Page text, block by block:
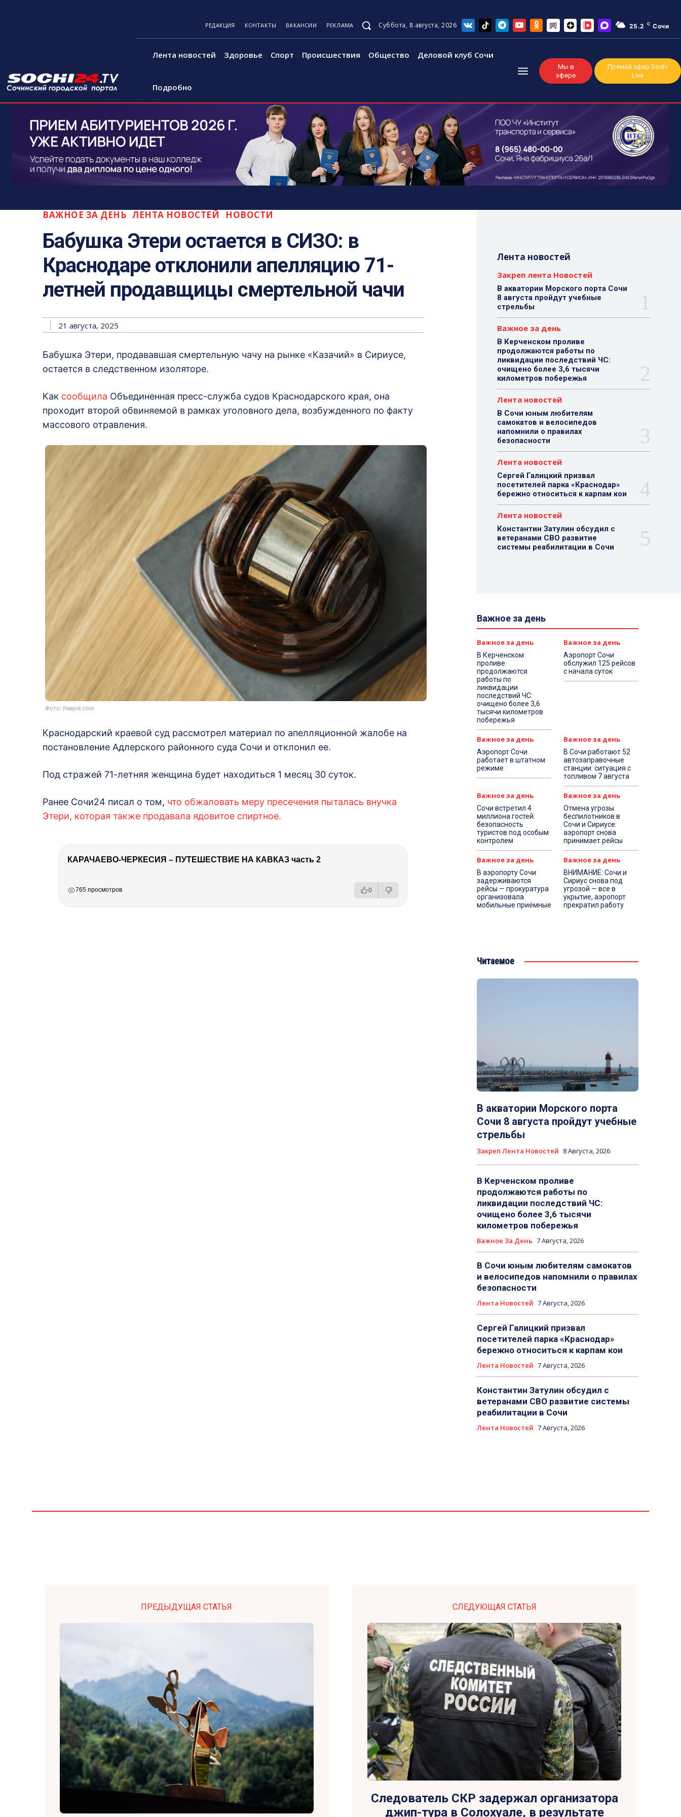
РЕДАКЦИЯ КОНТАКТЫ ВАКАНСИИ РЕКЛАМА Суббота, 8 августа, 2026 25.2 C Сочи
Лента новостей Здоровье Спорт Происшествия Общество Деловой клуб Сочи
Подробно
Мы в
эфире
Прямой эфир Sochi
Live
ВАЖНОЕ ЗА ДЕНЬ ЛЕНТА НОВОСТЕЙ НОВОСТИ
Бабушка Этери остается в СИЗО: в
Краснодаре отклонили апелляцию 71-
летней продавщицы смертельной чачи
21 августа, 2025
Бабушка Этери, продававшая смертельную чачу на рынке «Казачий» в Сириусе,
остается в следственном изоляторе.
Как сообщила Объединенная пресс-служба судов Краснодарского края, она
проходит второй обвиняемой в рамках уголовного дела, возбужденного по факту
массового отравления.
Фото: freepik.com
Краснодарский краевой суд рассмотрел материал по апелляционной жалобе на
постановление Адлерского районного суда Сочи и отклонил ее.
Под стражей 71-летняя женщина будет находиться 1 месяц 30 суток.
Ранее Сочи24 писал о том, что обжаловать меру пресечения пыталась внучка
Этери, которая также продавала ядовитое спиртное.
КАРАЧАЕВО-ЧЕРКЕСИЯ – ПУТЕШЕСТВИЕ НА КАВКАЗ часть 2
765 просмотров 0
Лента новостей
Закреп лента Новостей
В акватории Морского порта Сочи
8 августа пройдут учебные
стрельбы
Важное за день
В Керченском проливе
продолжаются работы по
ликвидации последствий ЧС:
очищено более 3,6 тысячи
километров побережья
Лента новостей
В Сочи юным любителям
самокатов и велосипедов
напомнили о правилах
безопасности
Лента новостей
Сергей Галицкий призвал
посетителей парка «Краснодар»
бережно относиться к карпам кои
Лента новостей
Константин Затулин обсудил с
ветеранами СВО развитие
системы реабилитации в Сочи
Важное за день
Важное за день
В Керченском
проливе
продолжаются
работы по
ликвидации
последствий ЧС:
очищено более 3,6
тысячи километров
побережья
Важное за день
Аэропорт Сочи
обслужил 125 рейсов
с начала суток
Важное за день
Аэропорт Сочи
работает в штатном
режиме
Важное за день
В Сочи работают 52
автозаправочные
станции: ситуация с
топливом 7 августа
Важное за день
Сочи встретил 4
миллиона гостей:
безопасность
туристов под особым
контролем
Важное за день
Отмена угрозы
беспилотников в
Сочи и Сириусе:
аэропорт снова
принимает рейсы
Важное за день
В аэропорту Сочи
задерживаются
рейсы — прокуратура
организовала
мобильные приёмные
Важное за день
ВНИМАНИЕ: Сочи и
Сириус снова под
угрозой — все в
укрытие, аэропорт
прекратил работу
Читаемое
В акватории Морского порта
Сочи 8 августа пройдут учебные
стрельбы
Закреп Лента Новостей 8 Августа, 2026
В Керченском проливе
продолжаются работы по
ликвидации последствий ЧС:
очищено более 3,6 тысячи
километров побережья
Важное За День 7 Августа, 2026
В Сочи юным любителям самокатов
и велосипедов напомнили о правилах
безопасности
Лента Новостей 7 Августа, 2026
Сергей Галицкий призвал
посетителей парка «Краснодар»
бережно относиться к карпам кои
Лента Новостей 7 Августа, 2026
Константин Затулин обсудил с
ветеранами СВО развитие системы
реабилитации в Сочи
Лента Новостей 7 Августа, 2026
ПРЕДЫДУЩАЯ СТАТЬЯ СЛЕДУЮЩАЯ СТАТЬЯ
Следователь СКР задержал организатора
джип-тура в Солохуале, в результате